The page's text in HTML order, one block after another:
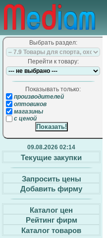
Выбрать раздел:
Перейти к товару:
Показывать только:
производителей
оптовиков
магазины
с ценой
09.08.2026 02:14
Текущие закупки
Запросить цены
Добавить фирму
Каталог цен
Рейтинг фирм
Каталог товаров